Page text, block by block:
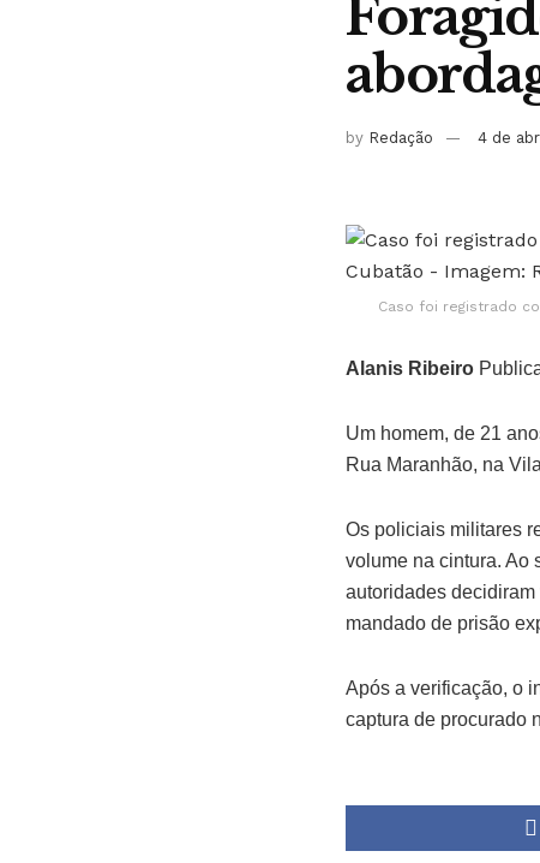
by Redação 4 de
Caso foi registrado
Alanis Ribeiro
Um homem, de 21
Rua Maranhão, na
Os policiais militares
volume na cintura. Ao
autoridades
mandado de prisão
Após a verificação, o
captura de procurado